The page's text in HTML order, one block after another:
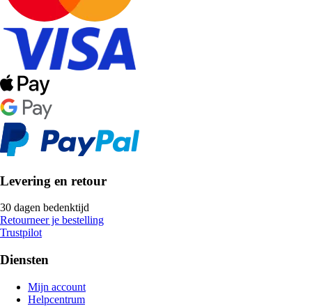
Levering en retour
30 dagen bedenktijd
Retourneer je bestelling
Trustpilot
Diensten
Mijn account
Helpcentrum